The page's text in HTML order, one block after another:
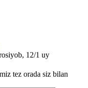
12/1 uy
tez orada siz bilan